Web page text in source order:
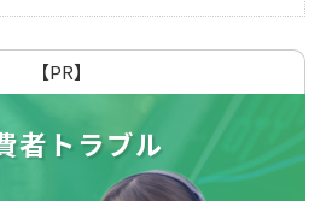
【PR】
者トラブル